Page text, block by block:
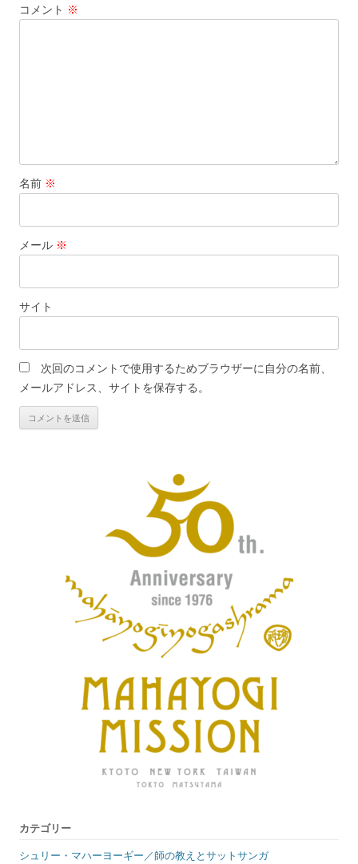
ン
コメント ※
名前 ※
メール ※
サイト
次回のコメントで使用するためブラウザーに自分の名前、
メールアドレス、サイトを保存する。
カテゴリー
シュリー・マハーヨーギー／師の教えとサットサンガ